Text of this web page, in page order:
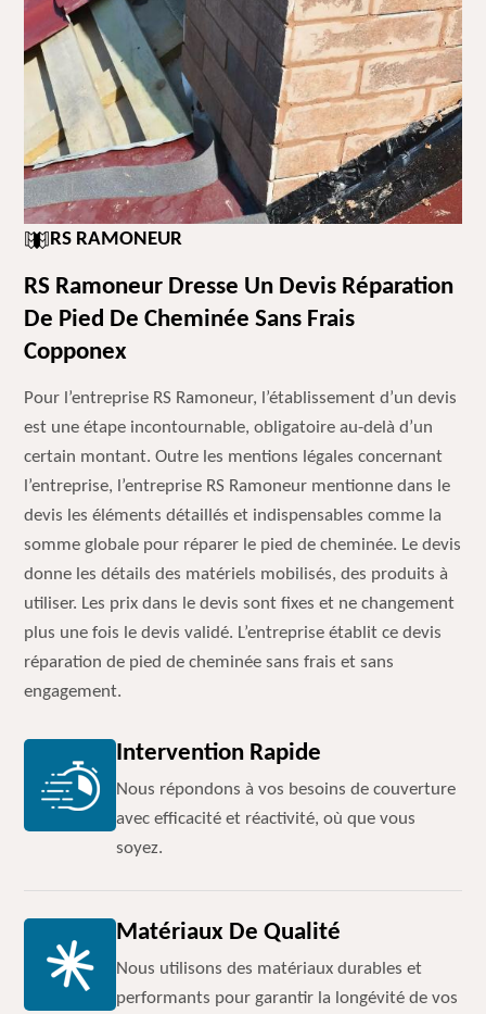
RS RAMONEUR
RS Ramoneur Dresse Un Devis Réparation
De Pied De Cheminée Sans Frais
Copponex
Pour l’entreprise RS Ramoneur, l’établissement d’un devis
est une étape incontournable, obligatoire au-delà d’un
certain montant. Outre les mentions légales concernant
l’entreprise, l’entreprise RS Ramoneur mentionne dans le
devis les éléments détaillés et indispensables comme la
somme globale pour réparer le pied de cheminée. Le devis
donne les détails des matériels mobilisés, des produits à
utiliser. Les prix dans le devis sont fixes et ne changement
plus une fois le devis validé. L’entreprise établit ce devis
réparation de pied de cheminée sans frais et sans
engagement.
Intervention Rapide
Nous répondons à vos besoins de couverture
avec efficacité et réactivité, où que vous
soyez.
Matériaux De Qualité
Nous utilisons des matériaux durables et
performants pour garantir la longévité de vos